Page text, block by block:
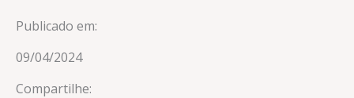
Publicado em:
09/04/2024
Compartilhe: